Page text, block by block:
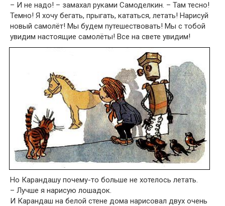
– И не надо! – замахал руками Самоделкин. – Там тесно!
Темно! Я хочу бегать, прыгать, кататься, летать! Нарисуй
новый самолёт! Мы будем путешествовать! Мы с тобой
увидим настоящие самолёты! Все на свете увидим!
Но Карандашу почему-то больше не хотелось летать.
– Лучше я нарисую лошадок.
И Карандаш на белой стене дома нарисовал двух очень